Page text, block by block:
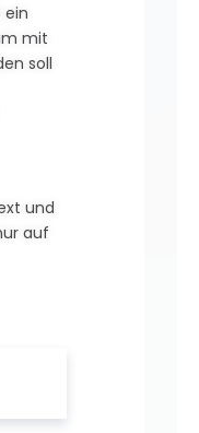
ein
mit
soll
und
auf